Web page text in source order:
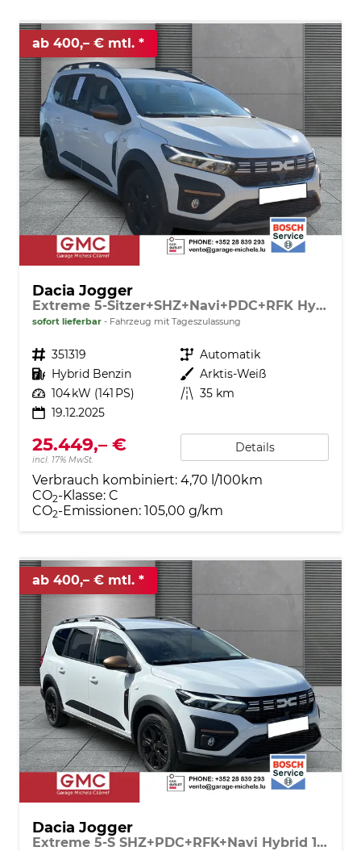
ab 400,– € mtl.
Dacia Jogger
Extreme 5-Sitzer+SHZ+Navi+PDC+RFK Hybrid 140
sofort lieferbar Fahrzeug mit Tageszulassung
Fahrzeugnr. 351319 Getriebe Automatik
Kraftstoff Hybrid Benzin Außenfarbe Arktis-Weiß
Leistung 104 kW (141 PS) Kilometerstand 35 km
19.12.2025
25.449,– €
incl. 17% MwSt.
Details
Verbrauch kombiniert: 4,70 l/100km
CO2-Klasse: C
CO2-Emissionen: 105,00 g/km
ab 400,– € mtl.
Dacia Jogger
Extreme 5-S SHZ+PDC+RFK+Navi Hybrid 140